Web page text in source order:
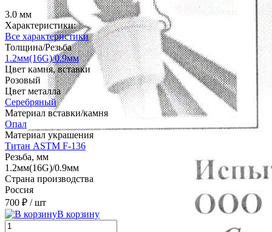
3.0 мм
Характеристики:
Все характеристики
Толщина/Резьба
1.2мм(16G)/0.9мм
Цвет камня, вставки
Розовый
Цвет металла
Серебряный
Материал вставки/камня
Опал
Материал украшения
Титан ASTM F-136
Резьба, мм
1.2мм(16G)/0.9мм
Страна производства
Россия
700 ₽ / шт
В корзину